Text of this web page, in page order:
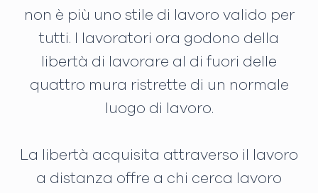
non è più uno stile di lavoro valido per
tutti. I lavoratori ora godono della
libertà di lavorare al di fuori delle
quattro mura ristrette di un normale
luogo di lavoro.
La libertà acquisita attraverso il lavoro
a distanza offre a chi cerca lavoro